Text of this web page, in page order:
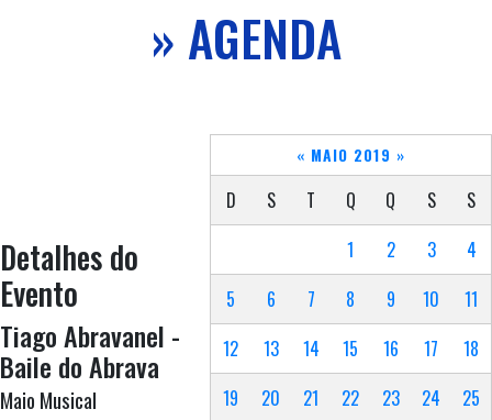
» AGENDA
« MAIO 2019 »
D S T Q Q S
S
1
2 3
4
5
6 7 8 9 10
11
12
13 14 15 16 17
18
19
20 21 22 23 24
25
Detalhes do
Evento
Tiago Abravanel -
Baile do Abrava
Maio Musical